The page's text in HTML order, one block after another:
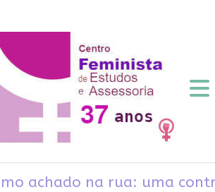
achado na rua: uma